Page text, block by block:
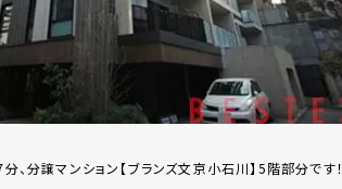
、分譲マンション【ブランズ文京小石川】5階部分です！